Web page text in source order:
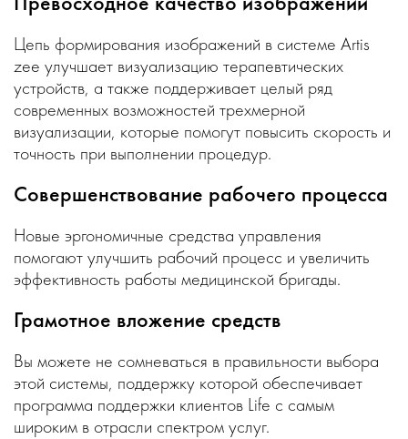
Цепь формирования изображений в системе Artis
zee улучшает визуализацию терапевтических
устройств, а также поддерживает целый ряд
современных возможностей трехмерной
визуализации, которые помогут повысить скорость и
точность при выполнении процедур.
Совершенствование рабочего процесса
Новые эргономичные средства управления
помогают улучшить рабочий процесс и увеличить
эффективность работы медицинской бригады.
Грамотное вложение средств
Вы можете не сомневаться в правильности выбора
этой системы, поддержку которой обеспечивает
программа поддержки клиентов Life с самым
широким в отрасли спектром услуг.